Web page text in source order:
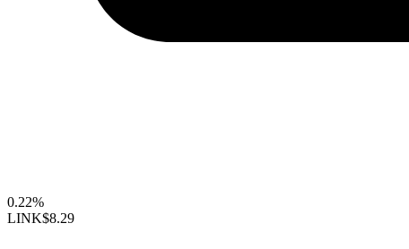
0.22%
LINK$8.29